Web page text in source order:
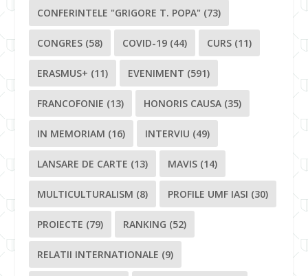
CONFERINTELE "GRIGORE T. POPA" (73)
CONGRES (58) COVID-19 (44) CURS (11)
ERASMUS+ (11) EVENIMENT (591)
FRANCOFONIE (13) HONORIS CAUSA (35)
IN MEMORIAM (16) INTERVIU (49)
LANSARE DE CARTE (13) MAVIS (14)
MULTICULTURALISM (8) PROFILE UMF IASI (30)
PROIECTE (79) RANKING (52)
RELATII INTERNATIONALE (9)